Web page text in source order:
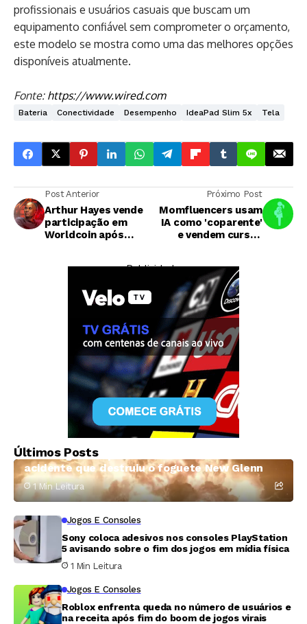
profissionais e usuários casuais que buscam um
equipamento confiável sem comprometer o orçamento,
este modelo se mostra como uma das melhores opções
disponíveis atualmente.
Fonte: https://www.wired.com
Bateria Conectividade Desempenho IdeaPad Slim 5x Tela
Post Anterior
Arthur Hayes vende
participação em
Worldcoin após
Próximo Post
Momfluencers usam
IA como 'coparente'
e vendem cursos
— Publicidade —
Últimos Posts
Ciência E Tecnologia
Blue Origin se aproxima de identificar causa do
acidente que destruiu o foguete New Glenn
1 Min Leitura
Jogos E Consoles
Sony coloca adesivos nos consoles PlayStation
5 avisando sobre o fim dos jogos em mídia física
1 Min Leitura
Jogos E Consoles
Roblox enfrenta queda no número de usuários e
na receita após fim do boom de jogos virais